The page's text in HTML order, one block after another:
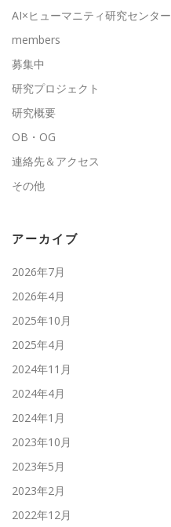
AI×ヒューマニティ研究センター
members
募集中
研究プロジェクト
研究概要
OB・OG
連絡先＆アクセス
その他
アーカイブ
2026年7月
2026年4月
2025年10月
2025年4月
2024年11月
2024年4月
2024年1月
2023年10月
2023年5月
2023年2月
2022年12月